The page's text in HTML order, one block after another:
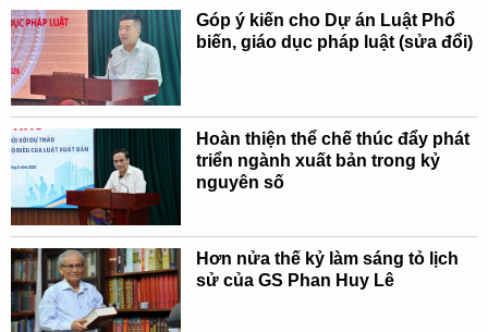
Góp ý kiến cho Dự án Luật Phổ
biến, giáo dục pháp luật (sửa đổi)
Hoàn thiện thể chế thúc đẩy phát
triển ngành xuất bản trong kỷ
nguyên số
Hơn nửa thế kỷ làm sáng tỏ lịch
sử của GS Phan Huy Lê